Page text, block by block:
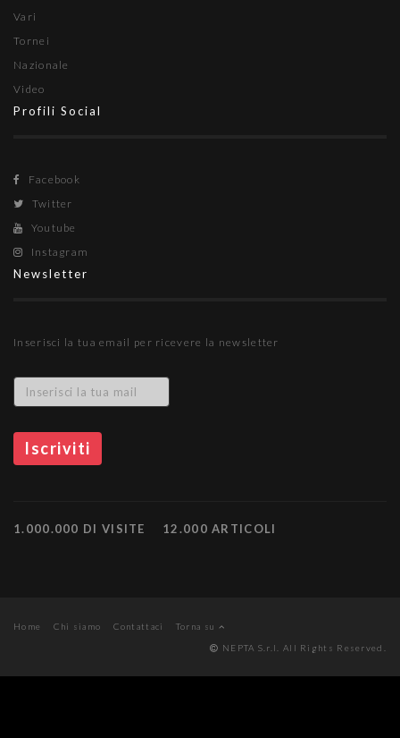
Vari
Tornei
Nazionale
Video
Profili Social
Facebook
Twitter
Youtube
Instagram
Newsletter
Inserisci la tua email per ricevere la newsletter
1.000.000 DI VISITE 12.000 ARTICOLI
Home Chi siamo Contattaci
Torna su
NEPTA S.r.l. All Rights Reserved.